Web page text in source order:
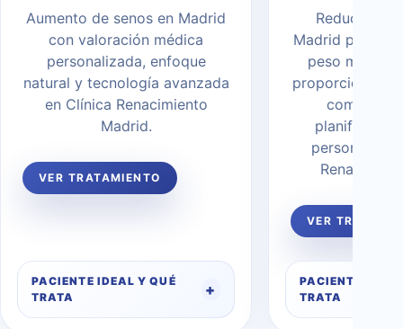
Aumento de senos en Madrid
con valoración médica
personalizada, enfoque
natural y tecnología avanzada
en Clínica Renacimiento
Madrid.
VER TRATAMIENTO
PACIENTE IDEAL Y QUÉ
TRATA
Reducción
Madrid para
peso
proporción del
VER
PACIENTE
TRATA